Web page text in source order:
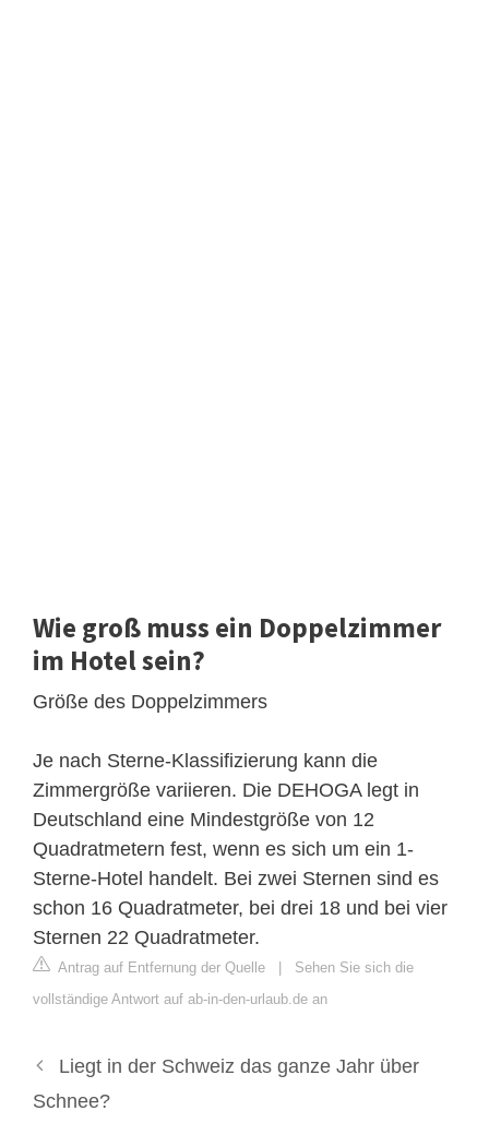
Wie groß muss ein Doppelzimmer
im Hotel sein?
Größe des Doppelzimmers
Je nach Sterne-Klassifizierung kann die
Zimmergröße variieren. Die DEHOGA legt in
Deutschland eine Mindestgröße von 12
Quadratmetern fest, wenn es sich um ein 1-
Sterne-Hotel handelt. Bei zwei Sternen sind es
schon 16 Quadratmeter, bei drei 18 und bei vier
Sternen 22 Quadratmeter.
Antrag auf Entfernung der Quelle | Sehen Sie sich die
vollständige Antwort auf ab-in-den-urlaub.de an
Liegt in der Schweiz das ganze Jahr über
Schnee?